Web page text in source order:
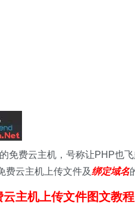
免费云主机，号称让PHP也
费云主机上传文件及绑定域名
主机上传文件图文教程